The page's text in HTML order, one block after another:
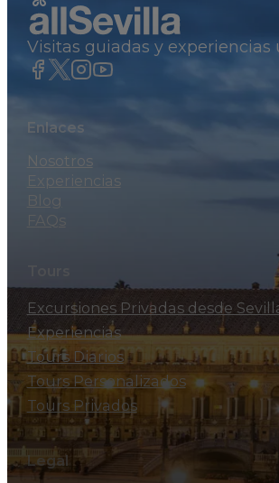
Visitas guiadas y experiencias
Enlaces
Nosotros
Experiencias
Blog
FAQs
Excursiones Privadas desde
Experiencias
Tours Diarios
Tours Personalizados
Tours Privados
Legal